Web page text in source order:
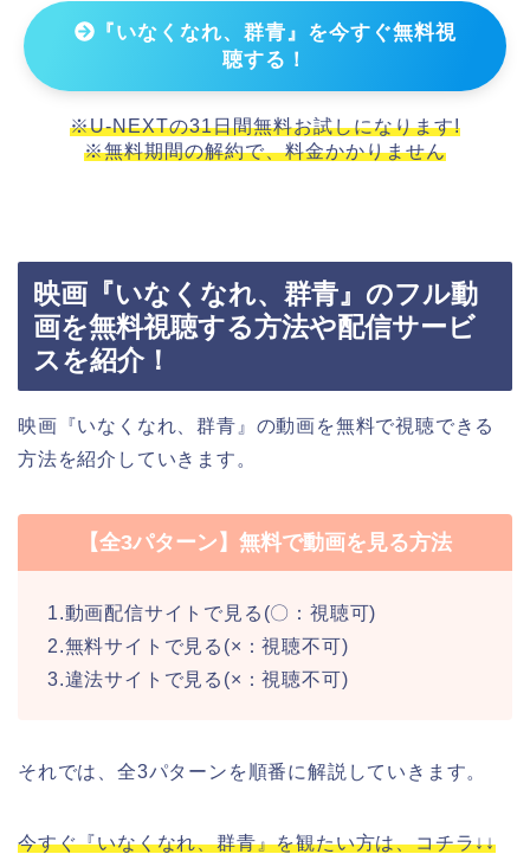
『いなくなれ、群青』を今すぐ無料視
聴する！
※U-NEXTの31日間無料お試しになります!
※無料期間の解約で、料金かかりません
映画『いなくなれ、群青』のフル動
画を無料視聴する方法や配信サービ
スを紹介！
映画『いなくなれ、群青』の動画を無料で視聴できる
方法を紹介していきます。
【全3パターン】無料で動画を見る方法
1.動画配信サイトで見る(〇：視聴可)
2.無料サイトで見る(×：視聴不可)
3.違法サイトで見る(×：視聴不可)
それでは、全3パターンを順番に解説していきます。
今すぐ『いなくなれ、群青』を観たい方は、コチラ↓↓